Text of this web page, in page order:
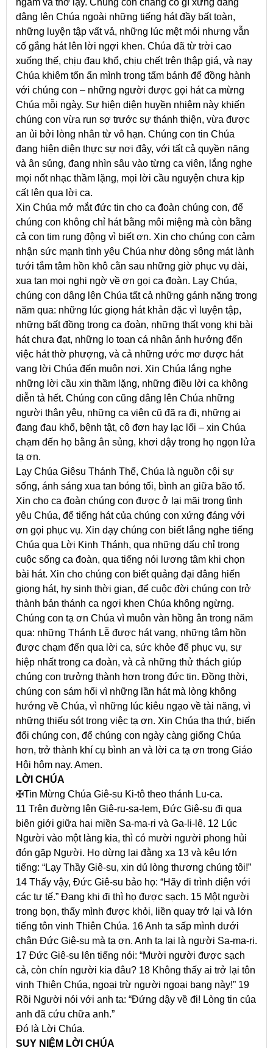
dâng lên Chúa ngoài những tiếng hát đầy bất toàn,
những luyện tập vất vả, những lúc mệt mỏi nhưng vẫn
cố gắng hát lên lời ngợi khen. Chúa đã từ trời cao
xuống thế, chịu đau khổ, chịu chết trên thập giá, và nay
Chúa khiêm tốn ẩn mình trong tấm bánh để đồng hành
với chúng con – những người được gọi hát ca mừng
Chúa mỗi ngày. Sự hiện diện huyền nhiệm này khiến
chúng con vừa run sợ trước sự thánh thiện, vừa được
an ủi bởi lòng nhân từ vô hạn. Chúng con tin Chúa
đang hiện diện thực sự nơi đây, với tất cả quyền năng
và ân sủng, đang nhìn sâu vào từng ca viên, lắng nghe
mọi nốt nhạc thầm lặng, mọi lời cầu nguyện chưa kịp
cất lên qua lời ca.
Xin Chúa mở mắt đức tin cho ca đoàn chúng con, để
chúng con không chỉ hát bằng môi miệng mà còn bằng
cả con tim rung động vì biết ơn. Xin cho chúng con cảm
nhận sức mạnh tình yêu Chúa như dòng sông mát lành
tưới tắm tâm hồn khô cằn sau những giờ phục vụ dài,
xua tan mọi nghi ngờ về ơn gọi ca đoàn. Lạy Chúa,
chúng con dâng lên Chúa tất cả những gánh nặng trong
năm qua: những lúc giọng hát khản đặc vì luyện tập,
những bất đồng trong ca đoàn, những thất vọng khi bài
hát chưa đạt, những lo toan cá nhân ảnh hưởng đến
việc hát thờ phượng, và cả những ước mơ được hát
vang lời Chúa đến muôn nơi. Xin Chúa lắng nghe
những lời cầu xin thầm lặng, những điều lời ca không
diễn tả hết. Chúng con cũng dâng lên Chúa những
người thân yêu, những ca viên cũ đã ra đi, những ai
đang đau khổ, bệnh tật, cô đơn hay lạc lối – xin Chúa
chạm đến họ bằng ân sủng, khơi dậy trong họ ngọn lửa
tạ ơn.
Lạy Chúa Giêsu Thánh Thể, Chúa là nguồn cội sự
sống, ánh sáng xua tan bóng tối, bình an giữa bão tố.
Xin cho ca đoàn chúng con được ở lại mãi trong tình
yêu Chúa, để tiếng hát của chúng con xứng đáng với
ơn gọi phục vụ. Xin dạy chúng con biết lắng nghe tiếng
Chúa qua Lời Kinh Thánh, qua những dấu chỉ trong
cuộc sống ca đoàn, qua tiếng nói lương tâm khi chọn
bài hát. Xin cho chúng con biết quảng đại dâng hiến
giọng hát, hy sinh thời gian, để cuộc đời chúng con trở
thành bản thánh ca ngợi khen Chúa không ngừng.
Chúng con tạ ơn Chúa vì muôn vàn hồng ân trong năm
qua: những Thánh Lễ được hát vang, những tâm hồn
được chạm đến qua lời ca, sức khỏe để phục vụ, sự
hiệp nhất trong ca đoàn, và cả những thử thách giúp
chúng con trưởng thành hơn trong đức tin. Đồng thời,
chúng con sám hối vì những lần hát mà lòng không
hướng về Chúa, vì những lúc kiêu ngạo về tài năng, vì
những thiếu sót trong việc tạ ơn. Xin Chúa tha thứ, biến
đổi chúng con, để chúng con ngày càng giống Chúa
hơn, trở thành khí cụ bình an và lời ca tạ ơn trong Giáo
Hội hôm nay. Amen.
LỜI CHÚA
✠Tin Mừng Chúa Giê-su Ki-tô theo thánh Lu-ca.
11 Trên đường lên Giê-ru-sa-lem, Đức Giê-su đi qua
biên giới giữa hai miền Sa-ma-ri và Ga-li-lê. 12 Lúc
Người vào một làng kia, thì có mười người phong hủi
đón gặp Người. Họ dừng lại đằng xa 13 và kêu lớn
tiếng: “Lạy Thầy Giê-su, xin dủ lòng thương chúng tôi!”
14 Thấy vậy, Đức Giê-su bảo họ: “Hãy đi trình diện với
các tư tế.” Đang khi đi thì họ được sạch. 15 Một người
trong bọn, thấy mình được khỏi, liền quay trở lại và lớn
tiếng tôn vinh Thiên Chúa. 16 Anh ta sấp mình dưới
chân Đức Giê-su mà tạ ơn. Anh ta lại là người Sa-ma-ri.
17 Đức Giê-su lên tiếng nói: “Mười người được sạch
cả, còn chín người kia đâu? 18 Không thấy ai trở lại tôn
vinh Thiên Chúa, ngoại trừ người ngoại bang này!” 19
Rồi Người nói với anh ta: “Đứng dậy về đi! Lòng tin của
anh đã cứu chữa anh.”
Đó là Lời Chúa.
SUY NIỆM LỜI CHÚA